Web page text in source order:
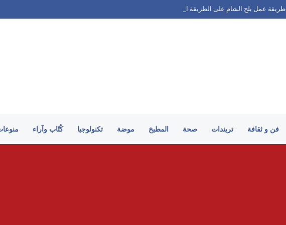
طريقة عمل بلح الشام على الطريقة السورية
فن و ثقافة تريندات صحة المطبخ موضة تكنولوجيا كُتّاب وآراء